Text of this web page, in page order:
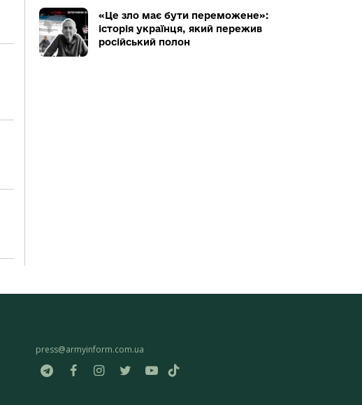
«Це зло має бути переможене»:
історія українця, який пережив
російський полон
press@armyinform.com.ua